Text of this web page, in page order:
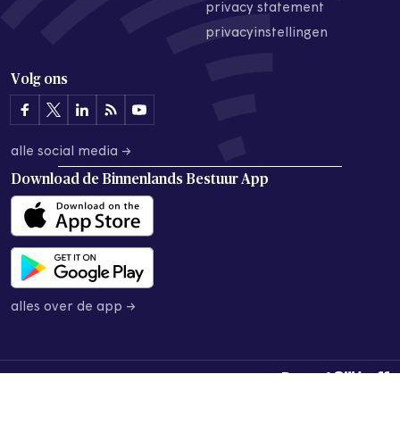
privacy statement
privacyinstellingen
Volg ons
alle social media →
Download de Binnenlands Bestuur App
alles over de app →